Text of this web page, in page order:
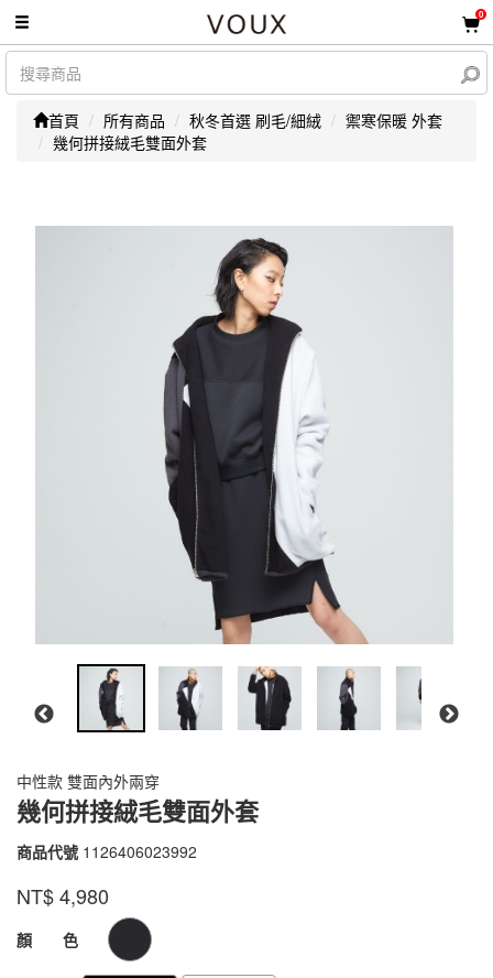
0
首頁 所有商品 秋冬首選 刷毛/細絨
禦寒保暖 外套
幾何拼接絨毛雙面外套
中性款 雙面內外兩穿
幾何拼接絨毛雙面外套
商品代號 1126406023992
1126406023992
品牌
VOUX
NT$4,980
GOODS000000000000000089358
顏 色